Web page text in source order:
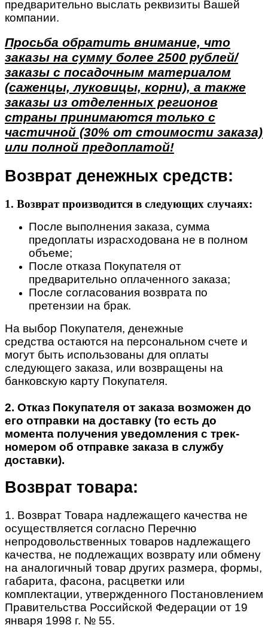
предварительно выслать реквизиты Вашей
компании.
Просьба обратить внимание, что
заказы на сумму более 2500 рублей/
заказы с посадочным материалом
(саженцы, луковицы, корни), а также
заказы из отделенных регионов
страны принимаются только с
частичной (30% от стоимости заказа)
или полной предоплатой!
Возврат денежных средств:
1. Возврат производится в следующих случаях:
После выполнения заказа, сумма
предоплаты израсходована не в полном
объеме;
После отказа Покупателя от
предварительно оплаченного заказа;
После согласования возврата по
претензии на брак.
На выбор Покупателя, денежные
средства остаются на персональном счете и
могут быть использованы для оплаты
следующего заказа, или возвращены на
банковскую карту Покупателя.
2. Отказ Покупателя от заказа возможен до
его отправки на доставку (то есть до
момента получения уведомления с трек-
номером об отправке заказа в службу
доставки).
Возврат товара:
1. Возврат Товара надлежащего качества не
осуществляется согласно Перечню
непродовольственных товаров надлежащего
качества, не подлежащих возврату или обмену
на аналогичный товар других размера, формы,
габарита, фасона, расцветки или
комплектации, утвержденного Постановлением
Правительства Российской Федерации от 19
января 1998 г. № 55.